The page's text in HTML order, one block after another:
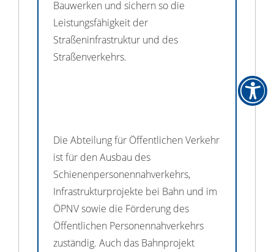
Bauwerken und sichern so die
Leistungsfähigkeit der
Straßeninfrastruktur und des
Straßenverkehrs.
Die Abteilung für Öffentlichen Verkehr
ist für den Ausbau des
Schienenpersonennahverkehrs,
Infrastrukturprojekte bei Bahn und im
ÖPNV sowie die Förderung des
Öffentlichen Personennahverkehrs
zuständig. Auch das Bahnprojekt